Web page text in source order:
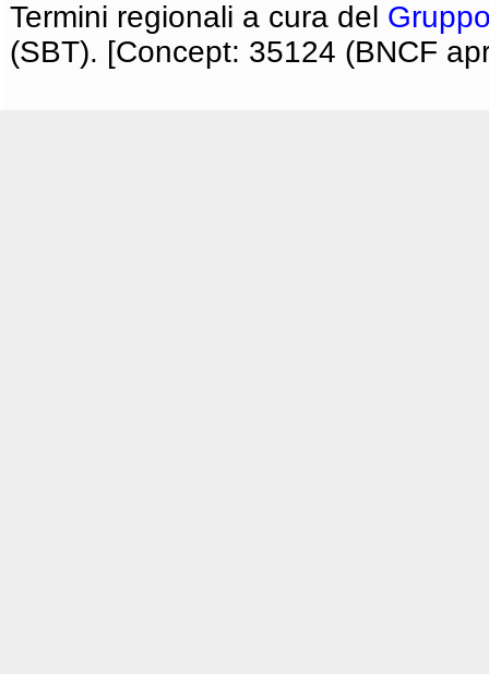
Termini regionali a cura del
(SBT). [Concept: 35124 (BNCF